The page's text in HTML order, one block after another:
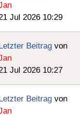
Jul 2026 10:29
Beitrag von
Jul 2026 10:27
Beitrag von